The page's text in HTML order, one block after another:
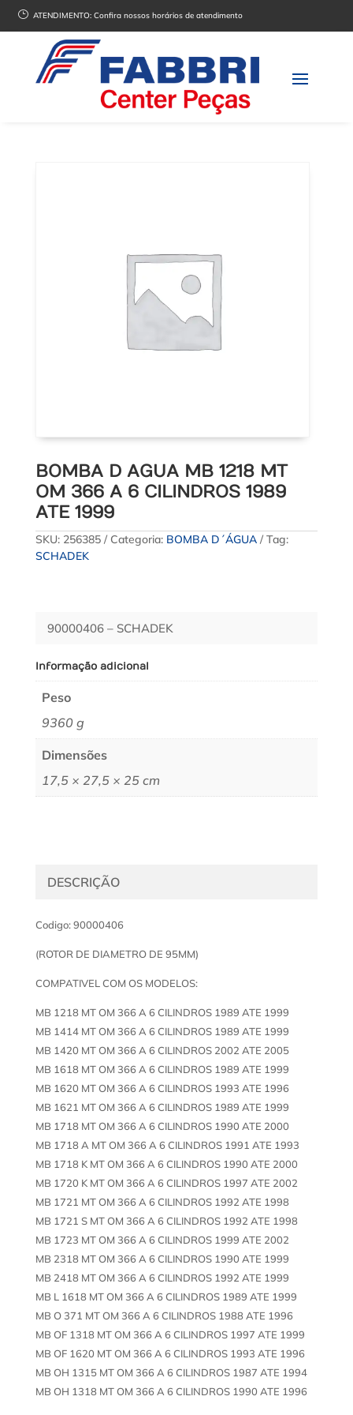
} ATENDIMENTO:Confira nossos horários de atendimento
BOMBA D AGUA MB 1218 MT
OM 366 A 6 CILINDROS 1989
ATE 1999
SKU: 256385 Categoria: BOMBA D´ÁGUA
Tag:
SCHADEK
90000406 – SCHADEK
Informação adicional
Peso
9360 g
Dimensões
17,5 × 27,5 × 25 cm
DESCRIÇÃO
Codigo: 90000406
(ROTOR DE DIAMETRO DE 95MM)
COMPATIVEL COM OS MODELOS:
MB 1218 MT OM 366 A 6 CILINDROS 1989 ATE 1999
MB 1414 MT OM 366 A 6 CILINDROS 1989 ATE 1999
MB 1420 MT OM 366 A 6 CILINDROS 2002 ATE 2005
MB 1618 MT OM 366 A 6 CILINDROS 1989 ATE 1999
MB 1620 MT OM 366 A 6 CILINDROS 1993 ATE 1996
MB 1621 MT OM 366 A 6 CILINDROS 1989 ATE 1999
MB 1718 MT OM 366 A 6 CILINDROS 1990 ATE 2000
MB 1718 A MT OM 366 A 6 CILINDROS 1991 ATE 1993
MB 1718 K MT OM 366 A 6 CILINDROS 1990 ATE 2000
MB 1720 K MT OM 366 A 6 CILINDROS 1997 ATE 2002
MB 1721 MT OM 366 A 6 CILINDROS 1992 ATE 1998
MB 1721 S MT OM 366 A 6 CILINDROS 1992 ATE 1998
MB 1723 MT OM 366 A 6 CILINDROS 1999 ATE 2002
MB 2318 MT OM 366 A 6 CILINDROS 1990 ATE 1999
MB 2418 MT OM 366 A 6 CILINDROS 1992 ATE 1999
MB L 1618 MT OM 366 A 6 CILINDROS 1989 ATE 1999
MB O 371 MT OM 366 A 6 CILINDROS 1988 ATE 1996
MB OF 1318 MT OM 366 A 6 CILINDROS 1997 ATE 1999
MB OF 1620 MT OM 366 A 6 CILINDROS 1993 ATE 1996
MB OH 1315 MT OM 366 A 6 CILINDROS 1987 ATE 1994
MB OH 1318 MT OM 366 A 6 CILINDROS 1990 ATE 1996